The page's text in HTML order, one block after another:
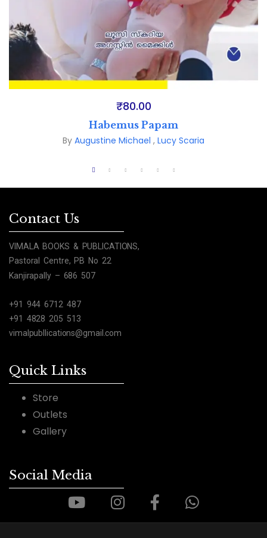
₹80.00
Habemus Papam
By Augustine Michael , Lucy Scaria
Contact Us
VIMALA BOOKS & PUBLICATIONS,
Pastoral Centre, PB No 22
Kanjirapally – 686 507
+91 944 6712 487
+91 4828 205 513
vimalpubllications@gmail.com
Quick Links
Store
Outlets
Gallery
Social Media